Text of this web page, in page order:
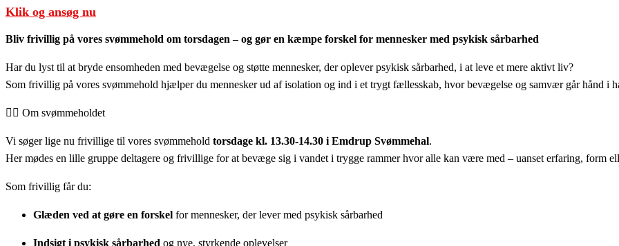
Klik og ansøg nu
Bliv frivillig på vores svømmehold om torsdagen – og gør en kæmpe forskel for mennesker med psykisk sårbarhed
Har du lyst til at bryde ensomheden med bevægelse og støtte mennesker, der oplever psykisk sårbarhed, i at leve et mere aktivt liv?
Som frivillig på vores svømmehold hjælper du mennesker ud af isolation og ind i et trygt fællesskab, hvor bevægelse og samvær går hånd i
🏊‍♀️ Om svømmeholdet
Vi søger lige nu frivillige til vores svømmehold torsdage kl. 13.30-14.30 i Emdrup Svømmehal.
Her mødes en lille gruppe deltagere og frivillige for at bevæge sig i vandet i trygge rammer hvor alle kan være med – uanset erfaring, form
Som frivillig får du:
Glæden ved at gøre en forskel for mennesker, der lever med psykisk sårbarhed
Indsigt i psykisk sårbarhed og nye, styrkende oplevelser